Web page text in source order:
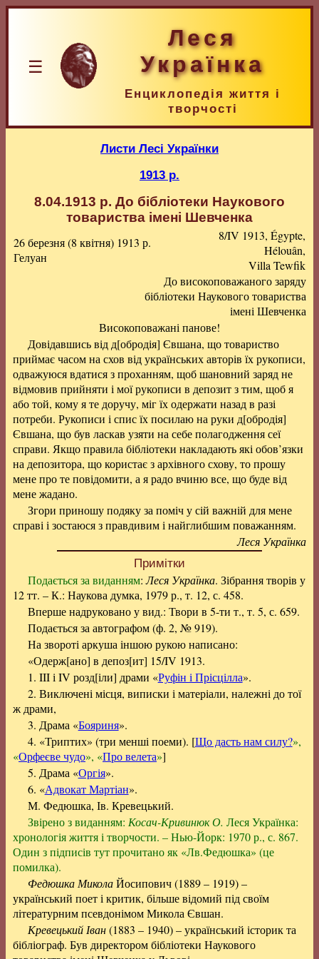
☰
Леся
Українка
Енциклопедія життя і
творчості
Листи Лесі Українки
1913 р.
8.04.1913 р. До бібліотеки Наукового
товариства імені Шевченка
26 березня (8 квітня) 1913 р.
Гелуан
8/IV 1913, Égypte,
Hélouân,
Villa Tewfik
До високоповажаного заряду
бібліотеки Наукового товариства
імені Шевченка
Високоповажані панове!
Довідавшись від д[обродія] Євшана, що товариство
приймає часом на схов від українських авторів їх рукописи,
одважуюся вдатися з проханням, щоб шановний заряд не
відмовив прийняти і мої рукописи в депозит з тим, щоб я
або той, кому я те доручу, міг їх одержати назад в разі
потреби. Рукописи і спис їх посилаю на руки д[обродія]
Євшана, що був ласкав узяти на себе полагодження сеї
справи. Якщо правила бібліотеки накладають які обов’язки
на депозитора, що користає з архівного схову, то прошу
мене про те повідомити, а я радо вчиню все, що буде від
мене жадано.
Згори приношу подяку за поміч у сій важній для мене
справі і зостаюся з правдивим і найглибшим поважанням.
Леся Українка
Примітки
Подається за виданням:Леся Українка. Зібрання творів у
12 тт. – К.: Наукова думка, 1979 р., т. 12, с. 458.
Вперше надруковано у вид.: Твори в 5-ти т., т. 5, с. 659.
Подається за автографом (ф. 2, № 919).
На звороті аркуша іншою рукою написано:
«Одерж[ано] в депоз[ит] 15/IV 1913.
1. III і IV розд[іли] драми «Руфін і Прісцілла».
2. Виключені місця, виписки і матеріали, належні до тої
ж драми,
3. Драма «Бояриня».
4. «Триптих» (три менші поеми). [Що дасть нам силу?»,
«Орфеєве чудо», «Про велета»]
5. Драма «Оргія».
6. «Адвокат Мартіан».
М. Федюшка, Ів. Кревецький.
Звірено з виданням: Косач-Кривинюк О. Леся Українка:
хронологія життя і творчости. – Нью-Йорк: 1970 р., с. 867.
Один з підписів тут прочитано як «Лв.Федюшка» (це
помилка).
Федюшка МиколаЙосипович (1889 – 1919) –
український поет і критик, більше відомий під своїм
літературним псевдонімом Микола Євшан.
Кревецький Іван(1883 – 1940) – український історик та
бібліограф. Був директором бібліотеки Наукового